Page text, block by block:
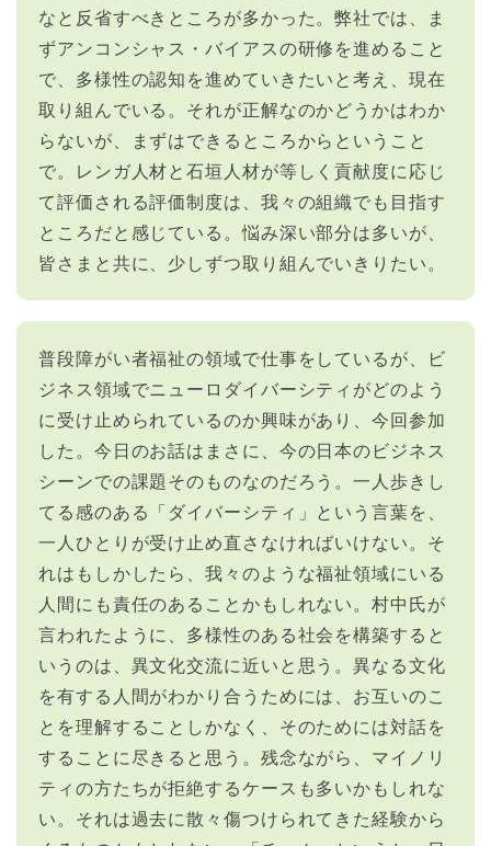
なと反省すべきところが多かった。弊社では、ま
ずアンコンシャス・バイアスの研修を進めること
で、多様性の認知を進めていきたいと考え、現在
取り組んでいる。それが正解なのかどうかはわか
らないが、まずはできるところからということ
で。レンガ人材と石垣人材が等しく貢献度に応じ
て評価される評価制度は、我々の組織でも目指す
ところだと感じている。悩み深い部分は多いが、
皆さまと共に、少しずつ取り組んでいきりたい。
普段障がい者福祉の領域で仕事をしているが、ビ
ジネス領域でニューロダイバーシティがどのよう
に受け止められているのか興味があり、今回参加
した。今日のお話はまさに、今の日本のビジネス
シーンでの課題そのものなのだろう。一人歩きし
てる感のある「ダイバーシティ」という言葉を、
一人ひとりが受け止め直さなければいけない。そ
れはもしかしたら、我々のような福祉領域にいる
人間にも責任のあることかもしれない。村中氏が
言われたように、多様性のある社会を構築すると
いうのは、異文化交流に近いと思う。異なる文化
を有する人間がわかり合うためには、お互いのこ
とを理解することしかなく、そのためには対話を
することに尽きると思う。残念ながら、マイノリ
ティの方たちが拒絶するケースも多いかもしれな
い。それは過去に散々傷つけられてきた経験から